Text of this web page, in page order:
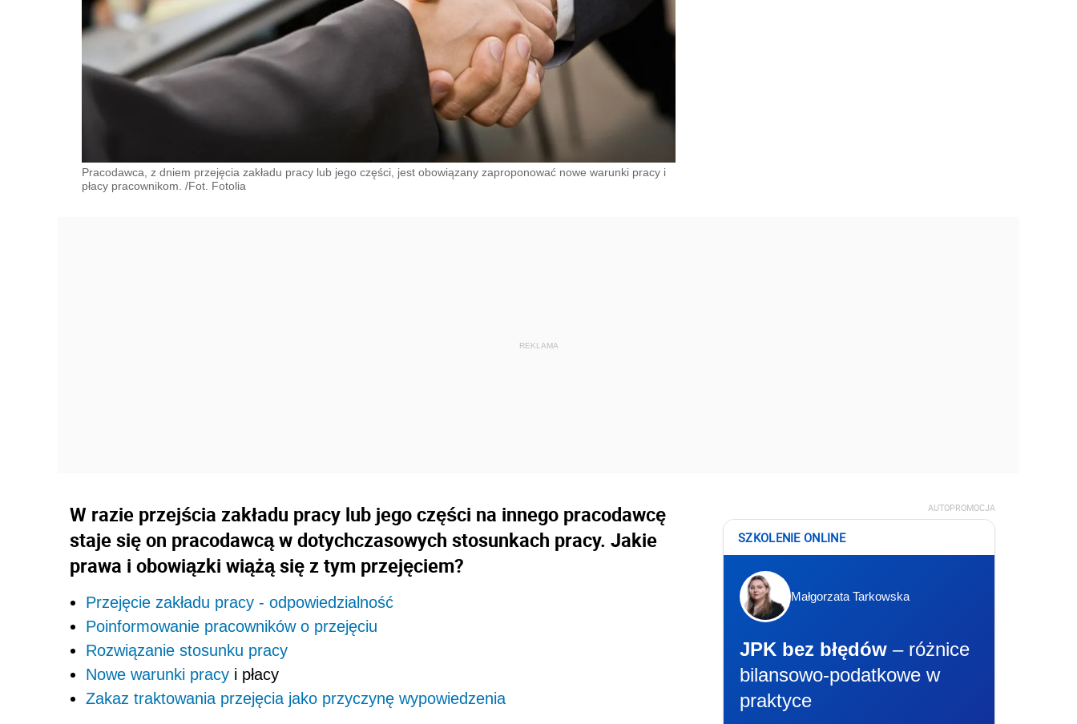
Pracodawca, z dniem przejęcia zakładu pracy lub jego części, jest obowiązany zaproponować nowe warunki pracy i
płacy pracownikom. /Fot. Fotolia
W razie przejścia zakładu pracy lub jego części na innego pracodawcę
staje się on pracodawcą w dotychczasowych stosunkach pracy. Jakie
prawa i obowiązki wiążą się z tym przejęciem?
Przejęcie zakładu pracy - odpowiedzialność
Poinformowanie pracowników o przejęciu
Rozwiązanie stosunku pracy
Nowe warunki pracy i płacy
Zakaz traktowania przejęcia jako przyczynę wypowiedzenia
AUTOPROMOCJA
SZKOLENIE ONLINE
Małgorzata Tarkowska
JPK bez błędów – różnice
bilansowo-podatkowe w
praktyce